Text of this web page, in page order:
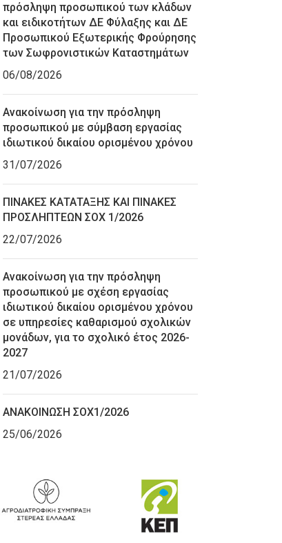
πρόσληψη προσωπικού των κλάδων
και ειδικοτήτων ΔΕ Φύλαξης και ΔΕ
Προσωπικού Εξωτερικής Φρούρησης
των Σωφρονιστικών Καταστημάτων
06/08/2026
Ανακοίνωση για την πρόσληψη
προσωπικού με σύμβαση εργασίας
ιδιωτικού δικαίου ορισμένου χρόνου
31/07/2026
ΠΙΝΑΚΕΣ ΚΑΤΑΤΑΞΗΣ ΚΑΙ ΠΙΝΑΚΕΣ
ΠΡΟΣΛΗΠΤΕΩΝ ΣΟΧ 1/2026
22/07/2026
Ανακοίνωση για την πρόσληψη
προσωπικού με σχέση εργασίας
ιδιωτικού δικαίου ορισμένου χρόνου
σε υπηρεσίες καθαρισμού σχολικών
μονάδων, για το σχολικό έτος 2026-
2027
21/07/2026
ΑΝΑΚΟΙΝΩΣΗ ΣΟΧ1/2026
25/06/2026